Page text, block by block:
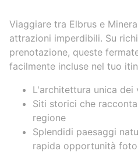
Viaggiare tra Elbrus e
attrazioni imperdibili. Su
prenotazione, queste
facilmente incluse nel tuo
L'architettura unica dei
Siti storici che
regione
Splendidi paesaggi
rapida opportunità